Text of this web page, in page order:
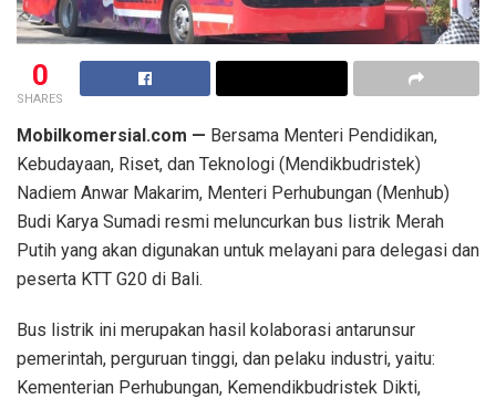
0
SHARES
Mobilkomersial.com — Bersama Menteri Pendidikan,
Kebudayaan, Riset, dan Teknologi (Mendikbudristek)
Nadiem Anwar Makarim, Menteri Perhubungan (Menhub)
Budi Karya Sumadi resmi meluncurkan bus listrik Merah
Putih yang akan digunakan untuk melayani para delegasi dan
peserta KTT G20 di Bali.
Bus listrik ini merupakan hasil kolaborasi antarunsur
pemerintah, perguruan tinggi, dan pelaku industri, yaitu:
Kementerian Perhubungan, Kemendikbudristek Dikti,